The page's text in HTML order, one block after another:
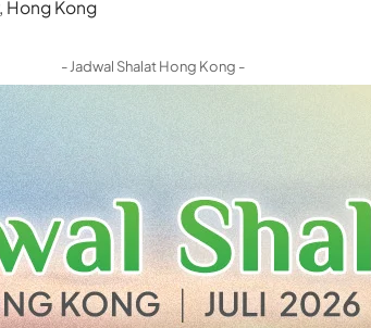
Hong Kong
- Jadwal Shalat Hong Kong -